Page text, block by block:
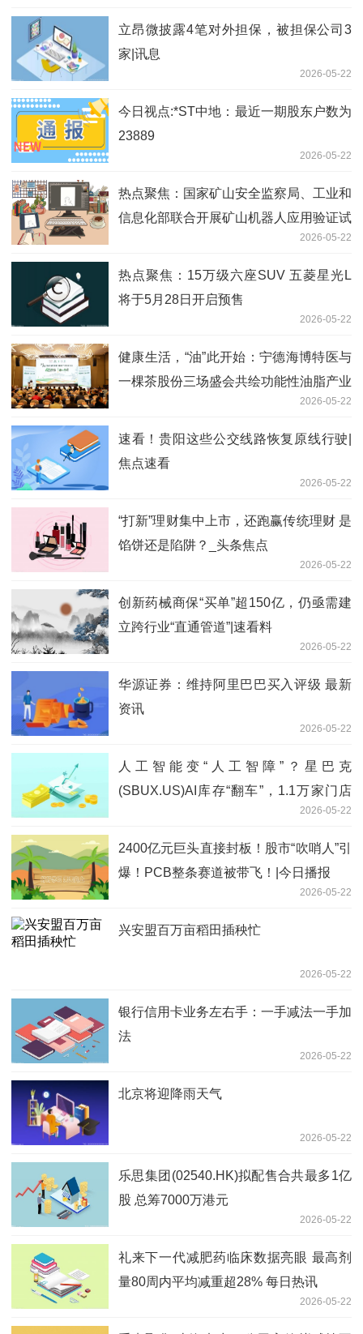
立昂微披露4笔对外担保，被担保公司3
家|讯息
2026-05-22
今日视点:*ST中地：最近一期股东户数为
23889
2026-05-22
热点聚焦：国家矿山安全监察局、工业和
信息化部联合开展矿山机器人应用验证试
2026-05-22
热点聚焦：15万级六座SUV 五菱星光L
将于5月28日开启预售
2026-05-22
健康生活，“油”此开始：宁德海博特医与
一棵茶股份三场盛会共绘功能性油脂产业
2026-05-22
速看！贵阳这些公交线路恢复原线行驶|
焦点速看
2026-05-22
“打新”理财集中上市，还跑赢传统理财 是
馅饼还是陷阱？_头条焦点
2026-05-22
创新药械商保“买单”超150亿，仍亟需建
立跨行业“直通管道”|速看料
2026-05-22
华源证券：维持阿里巴巴买入评级 最新
资讯
2026-05-22
人工智能变“人工智障”？星巴克
(SBUX.US)AI库存“翻车”，1.1万家门店
2026-05-22
2400亿元巨头直接封板！股市“吹哨人”引
爆！PCB整条赛道被带飞！|今日播报
2026-05-22
兴安盟百万亩稻田插秧忙
2026-05-22
银行信用卡业务左右手：一手减法一手加
法
2026-05-22
北京将迎降雨天气
2026-05-22
乐思集团(02540.HK)拟配售合共最多1亿
股 总筹7000万港元
2026-05-22
礼来下一代减肥药临床数据亮眼 最高剂
量80周内平均减重超28% 每日热讯
2026-05-22